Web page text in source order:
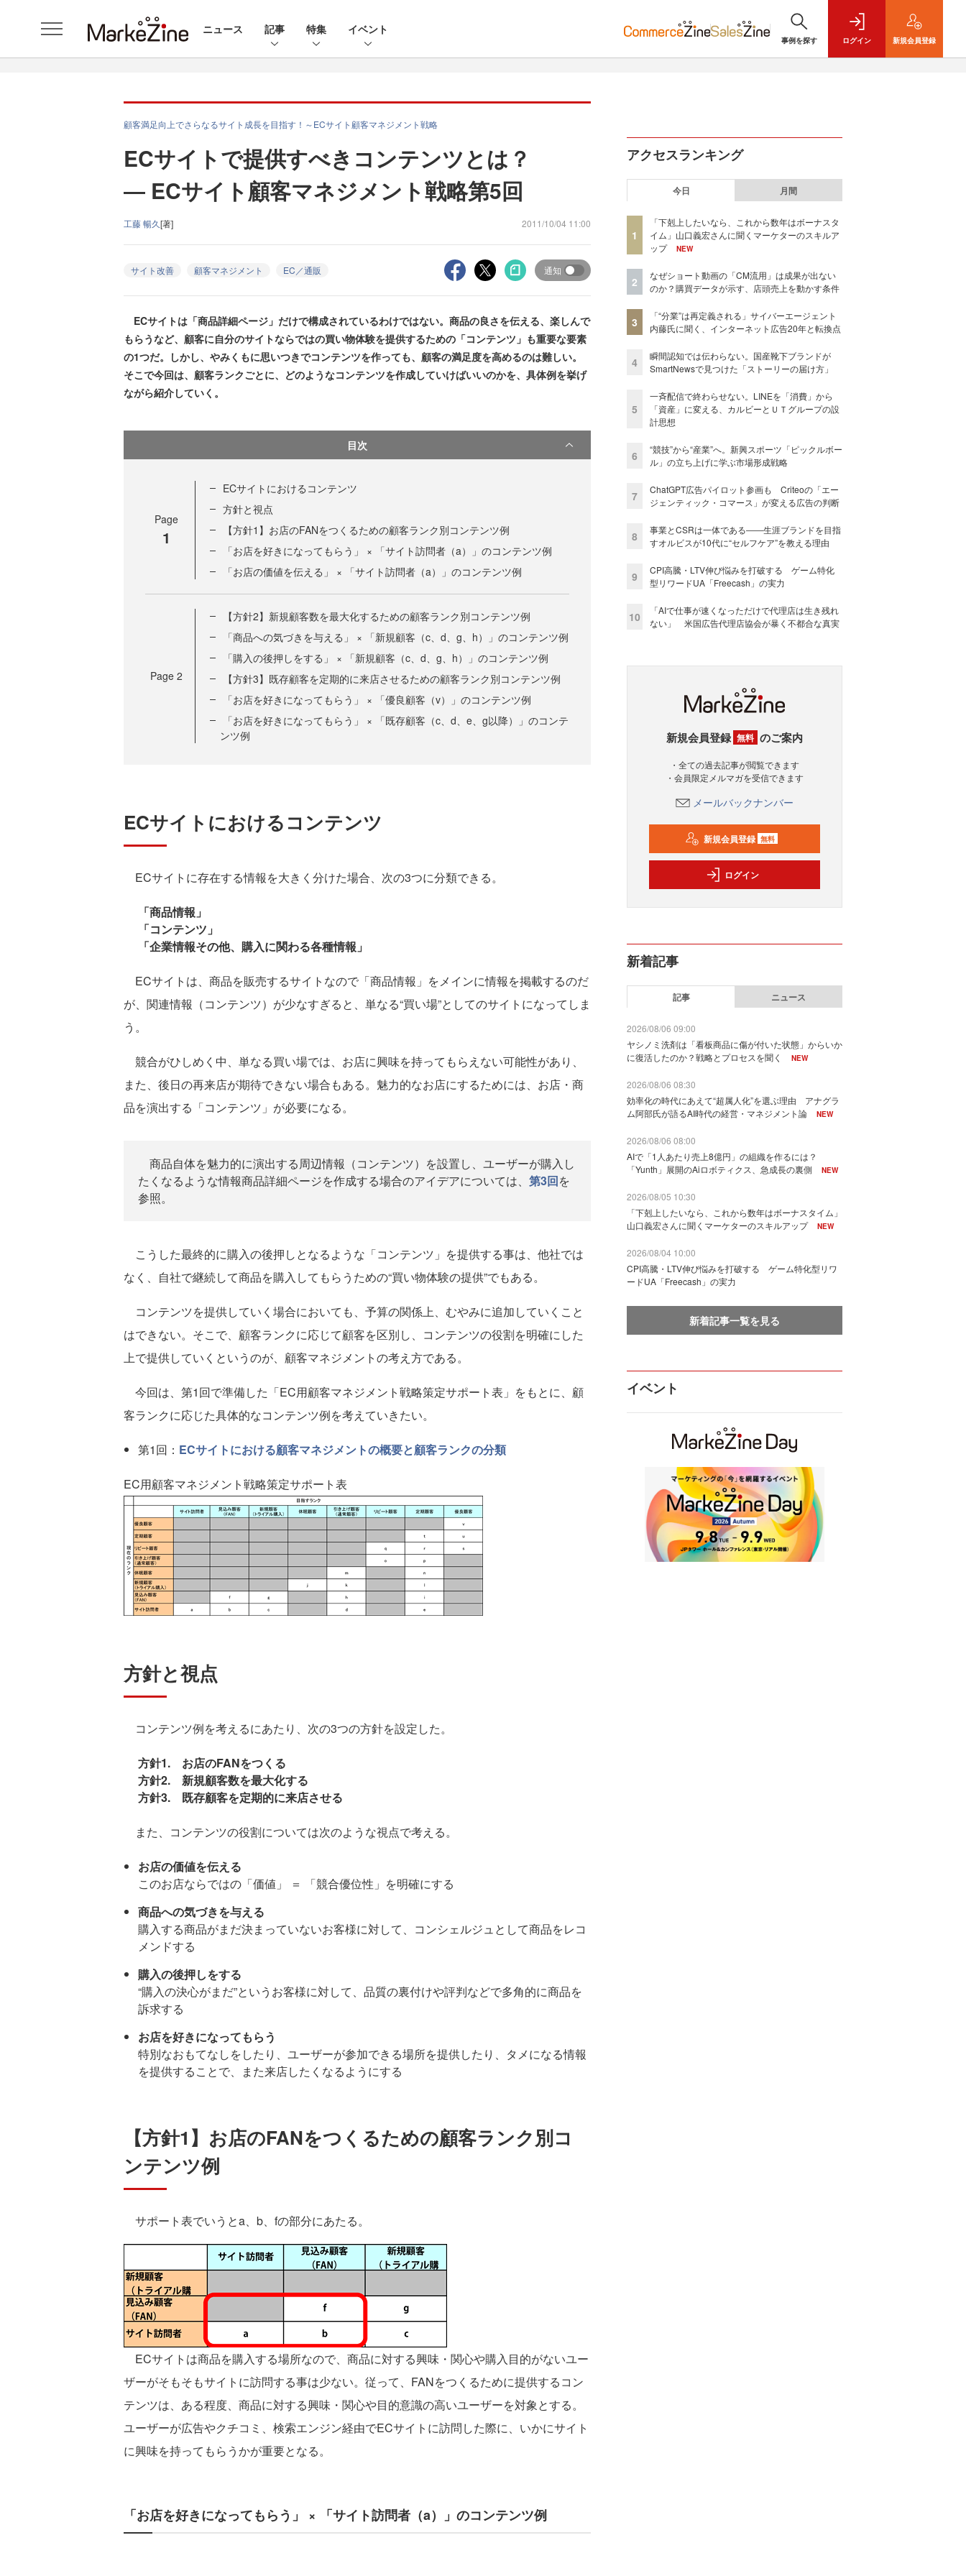
ニュース 記事 特集 イベント
事例を探す ログイン 新規会員登録
顧客満足向上でさらなるサイト成長を目指す！～ECサイト顧客マネジメント戦略
ECサイトで提供すべきコンテンツとは？
― ECサイト顧客マネジメント戦略第5回
工藤 暢久[著] 2011/10/04 11:00
サイト改善 顧客マネジメント EC／通販 通知
ECサイトは「商品詳細ページ」だけで構成されているわけではない。商品の良さを伝える、楽しんで
もらうなど、顧客に自分のサイトならではの買い物体験を提供するための「コンテンツ」も重要な要素
の1つだ。しかし、やみくもに思いつきでコンテンツを作っても、顧客の満足度を高めるのは難しい。
そこで今回は、顧客ランクごとに、どのようなコンテンツを作成していけばいいのかを、具体例を挙げ
ながら紹介していく。
目次
Page
1
ECサイトにおけるコンテンツ
方針と視点
【方針1】お店のFANをつくるための顧客ランク別コンテンツ例
「お店を好きになってもらう」 × 「サイト訪問者（a）」のコンテンツ例
「お店の価値を伝える」 × 「サイト訪問者（a）」のコンテンツ例
Page 2
【方針2】新規顧客数を最大化するための顧客ランク別コンテンツ例
「商品への気づきを与える」 × 「新規顧客（c、d、g、h）」のコンテンツ例
「購入の後押しをする」 × 「新規顧客（c、d、g、h）」のコンテンツ例
【方針3】既存顧客を定期的に来店させるための顧客ランク別コンテンツ例
「お店を好きになってもらう」 × 「優良顧客（v）」のコンテンツ例
「お店を好きになってもらう」 × 「既存顧客（c、d、e、g以降）」のコンテ
ンツ例
ECサイトにおけるコンテンツ
ECサイトに存在する情報を大きく分けた場合、次の3つに分類できる。
「商品情報」
「コンテンツ」
「企業情報その他、購入に関わる各種情報」
ECサイトは、商品を販売するサイトなので「商品情報」をメインに情報を掲載するのだ
が、関連情報（コンテンツ）が少なすぎると、単なる“買い場”としてのサイトになってしま
う。
競合がひしめく中、単なる買い場では、お店に興味を持ってもらえない可能性があり、
また、後日の再来店が期待できない場合もある。魅力的なお店にするためには、お店・商
品を演出する「コンテンツ」が必要になる。
商品自体を魅力的に演出する周辺情報（コンテンツ）を設置し、ユーザーが購入し
たくなるような情報商品詳細ページを作成する場合のアイデアについては、 第3回を
参照。
こうした最終的に購入の後押しとなるような「コンテンツ」を提供する事は、他社では
なく、自社で継続して商品を購入してもらうための“買い物体験の提供”でもある。
コンテンツを提供していく場合においても、予算の関係上、むやみに追加していくこと
はできない。そこで、顧客ランクに応じて顧客を区別し、コンテンツの役割を明確にした
上で提供していくというのが、顧客マネジメントの考え方である。
今回は、第1回で準備した「EC用顧客マネジメント戦略策定サポート表」をもとに、顧
客ランクに応じた具体的なコンテンツ例を考えていきたい。
第1回： ECサイトにおける顧客マネジメントの概要と顧客ランクの分類
EC用顧客マネジメント戦略策定サポート表
方針と視点
コンテンツ例を考えるにあたり、次の3つの方針を設定した。
方針1. お店のFANをつくる
方針2. 新規顧客数を最大化する
方針3. 既存顧客を定期的に来店させる
また、コンテンツの役割については次のような視点で考える。
お店の価値を伝える
このお店ならではの「価値」 ＝ 「競合優位性」を明確にする
商品への気づきを与える
購入する商品がまだ決まっていないお客様に対して、コンシェルジュとして商品をレコ
メンドする
購入の後押しをする
“購入の決心がまだ”というお客様に対して、品質の裏付けや評判などで多角的に商品を
訴求する
お店を好きになってもらう
特別なおもてなしをしたり、ユーザーが参加できる場所を提供したり、タメになる情報
を提供することで、また来店したくなるようにする
【方針1】お店のFANをつくるための顧客ランク別コ
ンテンツ例
サポート表でいうとa、b、fの部分にあたる。
ECサイトは商品を購入する場所なので、商品に対する興味・関心や購入目的がないユー
ザーがそもそもサイトに訪問する事は少ない。従って、FANをつくるために提供するコン
テンツは、ある程度、商品に対する興味・関心や目的意識の高いユーザーを対象とする。
ユーザーが広告やクチコミ、検索エンジン経由でECサイトに訪問した際に、いかにサイト
に興味を持ってもらうかが重要となる。
「お店を好きになってもらう」 × 「サイト訪問者（a）」のコンテンツ例
アクセスランキング
今日 月間
1
「下剋上したいなら、これから数年はボーナスタ
イム」山口義宏さんに聞くマーケターのスキルア
ップ
NEW
2
なぜショート動画の「CM流用」は成果が出ない
のか？購買データが示す、店頭売上を動かす条件
3
「“分業”は再定義される」サイバーエージェント
内藤氏に聞く、インターネット広告20年と転換点
4
瞬間認知では伝わらない。国産靴下ブランドが
SmartNewsで見つけた「ストーリーの届け方」
5
一斉配信で終わらせない。LINEを「消費」から
「資産」に変える、カルビーとＵＴグループの設
計思想
6
“競技”から“産業”へ。新興スポーツ「ピックルボー
ル」の立ち上げに学ぶ市場形成戦略
7
ChatGPT広告パイロット参画も Criteoの「エー
ジェンティック・コマース」が変える広告の判断
8
事業とCSRは一体である――生涯ブランドを目指
すオルビスが10代に“セルフケア”を教える理由
9
CPI高騰・LTV伸び悩みを打破する ゲーム特化
型リワードUA「Freecash」の実力
10
「AIで仕事が速くなっただけで代理店は生き残れ
ない」 米国広告代理店協会が暴く不都合な真実
新規会員登録 無料 のご案内
・全ての過去記事が閲覧できます
・会員限定メルマガを受信できます
メールバックナンバー
新規会員登録 無料
ログイン
新着記事
記事 ニュース
2026/08/06 09:00
ヤシノミ洗剤は「看板商品に傷が付いた状態」からいか
に復活したのか？戦略とプロセスを聞く
NEW
2026/08/06 08:30
効率化の時代にあえて“超属人化”を選ぶ理由 アナグラ
ム阿部氏が語るAI時代の経営・マネジメント論
NEW
2026/08/06 08:00
AIで「1人あたり売上8億円」の組織を作るには？
「Yunth」展開のAiロボティクス、急成長の裏側
NEW
2026/08/05 10:30
「下剋上したいなら、これから数年はボーナスタイム」
山口義宏さんに聞くマーケターのスキルアップ
NEW
2026/08/04 10:00
CPI高騰・LTV伸び悩みを打破する ゲーム特化型リワ
ードUA「Freecash」の実力
新着記事一覧を見る
イベント